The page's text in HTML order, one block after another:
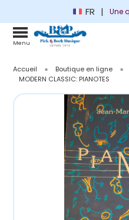
FR Une
Menu
Accueil » Boutique en ligne »
MODERN CLASSIC: PIANOTES